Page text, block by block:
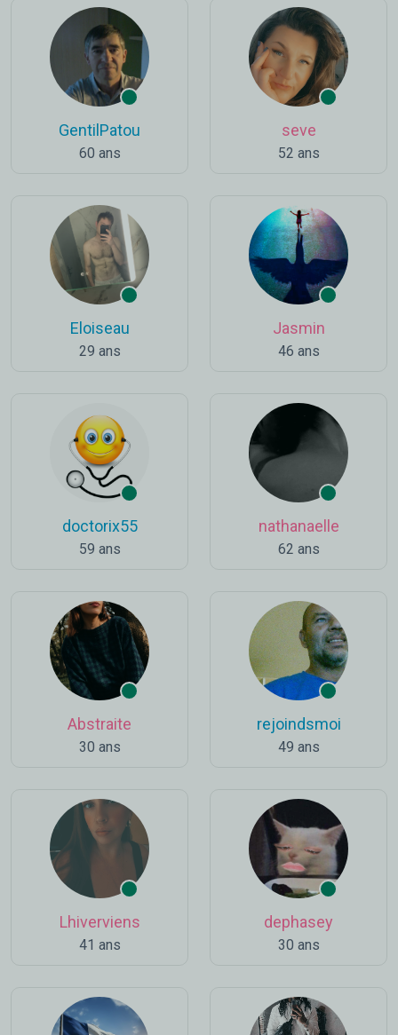
GentilPatou
60 ans
seve
52 ans
Eloiseau
29 ans
Jasmin
46 ans
doctorix55
59 ans
nathanaelle
62 ans
Abstraite
30 ans
rejoindsmoi
49 ans
Lhiverviens
41 ans
dephasey
30 ans